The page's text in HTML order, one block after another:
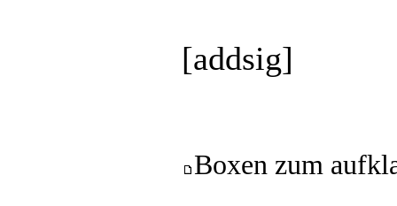
[addsig]
Boxen zum